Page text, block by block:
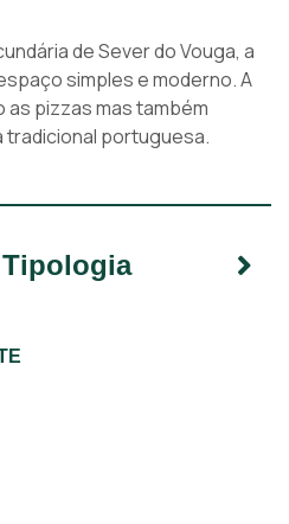
de Sever do Vouga, a
simples e moderno. A
as pizzas mas também
portuguesa.